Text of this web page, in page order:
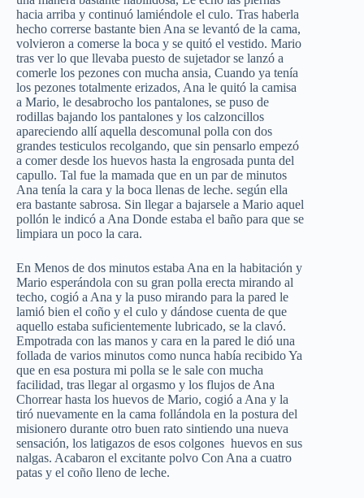
hacia arriba y continuó lamiéndole el culo. Tras haberla
hecho correrse bastante bien Ana se levantó de la cama,
volvieron a comerse la boca y se quitó el vestido. Mario
tras ver lo que llevaba puesto de sujetador se lanzó a
comerle los pezones con mucha ansia, Cuando ya tenía
los pezones totalmente erizados, Ana le quitó la camisa
a Mario, le desabrocho los pantalones, se puso de
rodillas bajando los pantalones y los calzoncillos
apareciendo allí aquella descomunal polla con dos
grandes testiculos recolgando, que sin pensarlo empezó
a comer desde los huevos hasta la engrosada punta del
capullo. Tal fue la mamada que en un par de minutos
Ana tenía la cara y la boca llenas de leche. según ella
era bastante sabrosa. Sin llegar a bajarsele a Mario aquel
pollón le indicó a Ana Donde estaba el baño para que se
limpiara un poco la cara.
En Menos de dos minutos estaba Ana en la habitación y
Mario esperándola con su gran polla erecta mirando al
techo, cogió a Ana y la puso mirando para la pared le
lamió bien el coño y el culo y dándose cuenta de que
aquello estaba suficientemente lubricado, se la clavó.
Empotrada con las manos y cara en la pared le dió una
follada de varios minutos como nunca había recibido Ya
que en esa postura mi polla se le sale con mucha
facilidad, tras llegar al orgasmo y los flujos de Ana
Chorrear hasta los huevos de Mario, cogió a Ana y la
tiró nuevamente en la cama follándola en la postura del
misionero durante otro buen rato sintiendo una nueva
sensación, los latigazos de esos colgones huevos en sus
nalgas. Acabaron el excitante polvo Con Ana a cuatro
patas y el coño lleno de leche.